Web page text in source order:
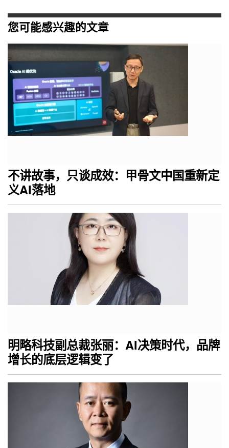
您可能感兴趣的文章
不讲故事，只谈成效：甲骨文中国重新定
义AI落地
明略科技副总裁张丽：AI决策时代，品牌
增长的底层逻辑变了